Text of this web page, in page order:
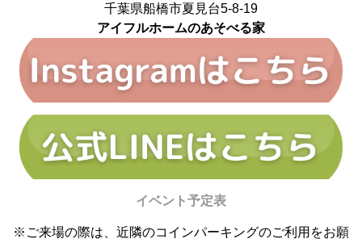
千葉県船橋市夏見台5-8-19
アイフルホームのあそべる家
イベント予定表
※ご来場の際は、近隣のコインパーキングのご利用をお願